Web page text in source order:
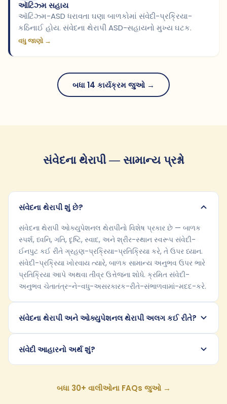
ઑટિઝ્મ સહાય
ઑટિઝ્મ-ASD ધરાવતા ઘણા બાળકોમાં સંવેદી-પ્રક્રિયા-
કઠિનાઈ હોય. સંવેદના થેરાપી ASD-સહાયનો મુખ્ય ઘટક.
વધુ જાણો →
બધા 14 કાર્યક્રમ જુઓ →
સંવેદના થેરાપી — સામાન્ય પ્રશ્નો
સંવેદના થેરાપી શું છે?
સંવેદના થેરાપી ઓક્યુપેશનલ થેરાપીનો વિશેષ પ્રકાર છે — બાળક
સ્પર્શ, ધ્વનિ, ગતિ, દૃષ્ટિ, સ્વાદ, અને શ્રીર-સ્થાન સ્વરૂપ સંવેદી-
ઈનપુટ કઈ રીતે ગ્રહણ-પ્રક્રિયા-પ્રતિક્રિયા કરે, તે ઉપર ધ્યાન.
સંવેદી-પ્રક્રિયા ખોરવાય ત્યારે, બાળક સામાન્ય અનુભવ ઉપર ભારે
પ્રતિક્રિયા આપે અથવા તીવ્ર ઉત્તેજના શોધે. ક્રમિત સંવેદી-
અનુભવ ચેતાતંત્ર-ને-વધુ-અસરકારક-રીતે-સંભાળવામાં-મદદ-કરે.
સંવેદના થેરાપી અને ઓક્યુપેશનલ થેરાપી અલગ કઈ રીતે?
સંવેદી આહારનો અર્થ શું?
બધા 30+ વાલીઓના FAQs જુઓ →